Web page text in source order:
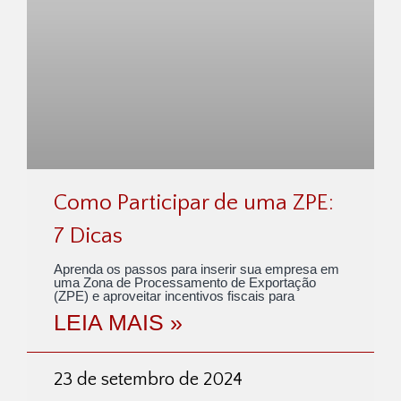
Como Participar de uma ZPE:
7 Dicas
Aprenda os passos para inserir sua empresa em
uma Zona de Processamento de Exportação
(ZPE) e aproveitar incentivos fiscais para
LEIA MAIS »
23 de setembro de 2024